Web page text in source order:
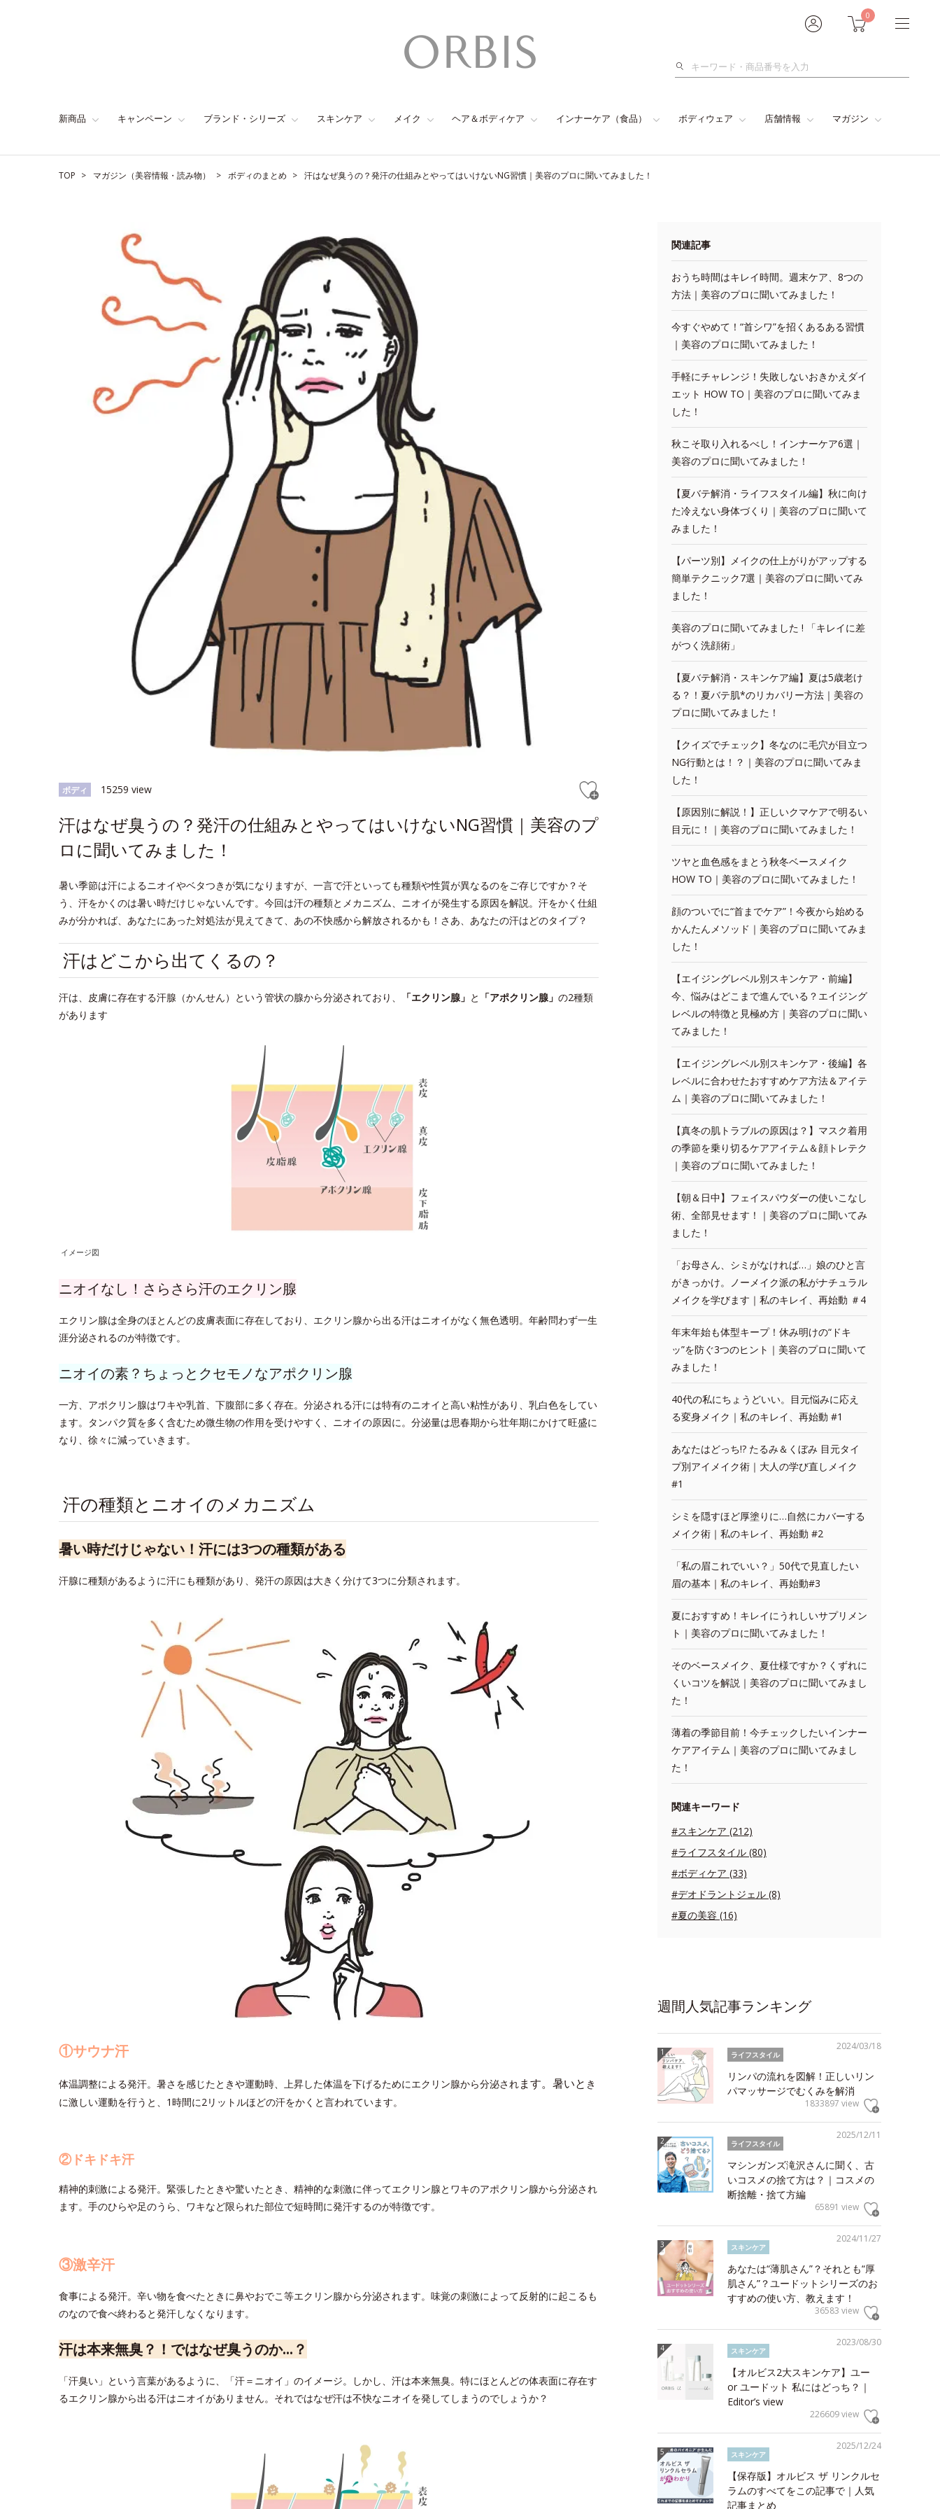
0
検
新商品 キャンペーン ブランド・シリーズ スキンケア メイク ヘア＆ボディケア インナーケア（食品） ボディウェア 店舗情報 マガジン
TOP マガジン（美容情報・読み物） ボディのまとめ 汗はなぜ臭うの？発汗の仕組みとやってはいけないNG習慣｜美容のプロに聞いてみました！
ボディ 15259 view
汗はなぜ臭うの？発汗の仕組みとやってはいけないNG習慣｜美容のプ
ロに聞いてみました！
暑い季節は汗によるニオイやベタつきが気になりますが、一言で汗といっても種類や性質が異なるのをご存じですか？そ
う、汗をかくのは暑い時だけじゃないんです。今回は汗の種類とメカニズム、ニオイが発生する原因を解説。汗をかく仕組
みが分かれば、あなたにあった対処法が見えてきて、あの不快感から解放されるかも！さあ、あなたの汗はどのタイプ？
汗はどこから出てくるの？
汗は、皮膚に存在する汗腺（かんせん）という管状の腺から分泌されており、 「エクリン腺」 と 「アポクリン腺」 の2種類
があります
イメージ図
ニオイなし！さらさら汗のエクリン腺
エクリン腺は全身のほとんどの皮膚表面に存在しており、エクリン腺から出る汗はニオイがなく無色透明。年齢問わず一生
涯分泌されるのが特徴です。
ニオイの素？ちょっとクセモノなアポクリン腺
一方、アポクリン腺はワキや乳首、下腹部に多く存在。分泌される汗には特有のニオイと高い粘性があり、乳白色をしてい
ます。タンパク質を多く含むため微生物の作用を受けやすく、ニオイの原因に。分泌量は思春期から壮年期にかけて旺盛に
なり、徐々に減っていきます。
汗の種類とニオイのメカニズム
暑い時だけじゃない！汗には3つの種類がある
汗腺に種類があるように汗にも種類があり、発汗の原因は大きく分けて3つに分類されます。
①サウナ汗
体温調整による発汗。暑さを感じたときや運動時、上昇した体温を下げるためにエクリン腺から分泌されます。暑いと き
に激しい運動を行うと、1時間に2リットルほどの汗をかくと言われています。
②ドキドキ汗
精神的刺激による発汗。緊張したときや驚いたとき、精神的な刺激に伴ってエクリン腺とワキのアポクリン腺から分泌され
ます。手のひらや足のうら、ワキなど限られた部位で短時間に発汗するのが特徴です。
③激辛汗
食事による発汗。辛い物を食べたときに鼻やおでこ等エクリン腺から分泌されます。味覚の刺激によって反射的に起こるも
のなので食べ終わると発汗しなくなります。
汗は本来無臭？！ではなぜ臭うのか…？
「汗臭い」という言葉があるように、「汗＝ニオイ」のイメージ。しかし、汗は本来無臭。特にほとんどの体表面に存在す
るエクリン腺から出る汗はニオイがありません。それではなぜ汗は不快なニオイを発してしまうのでしょうか？
関連記事
おうち時間はキレイ時間。週末ケア、8つの
方法｜美容のプロに聞いてみました！
今すぐやめて！“首シワ”を招くあるある習慣
｜美容のプロに聞いてみました！
手軽にチャレンジ！失敗しないおきかえダイ
エット HOW TO｜美容のプロに聞いてみま
した！
秋こそ取り入れるべし！インナーケア6選｜
美容のプロに聞いてみました！
【夏バテ解消・ライフスタイル編】秋に向け
た冷えない身体づくり｜美容のプロに聞いて
みました！
【パーツ別】メイクの仕上がりがアップする
簡単テクニック7選｜美容のプロに聞いてみ
ました！
美容のプロに聞いてみました ! 「キレイに差
がつく洗顔術」
【夏バテ解消・スキンケア編】夏は5歳老け
る？！夏バテ肌*のリカバリー方法｜美容の
プロに聞いてみました！
【クイズでチェック】冬なのに毛穴が目立つ
NG行動とは！？｜美容のプロに聞いてみま
した！
【原因別に解説！】正しいクマケアで明るい
目元に！｜美容のプロに聞いてみました！
ツヤと血色感をまとう秋冬ベースメイク
HOW TO｜美容のプロに聞いてみました！
顔のついでに“首までケア”！今夜から始める
かんたんメソッド｜美容のプロに聞いてみま
した！
【エイジングレベル別スキンケア・前編】
今、悩みはどこまで進んでいる？エイジング
レベルの特徴と見極め方｜美容のプロに聞い
てみました！
【エイジングレベル別スキンケア・後編】各
レベルに合わせたおすすめケア方法＆アイテ
ム｜美容のプロに聞いてみました！
【真冬の肌トラブルの原因は？】マスク着用
の季節を乗り切るケアアイテム＆顔トレテク
｜美容のプロに聞いてみました！
【朝＆日中】フェイスパウダーの使いこなし
術、全部見せます！｜美容のプロに聞いてみ
ました！
「お母さん、シミがなければ…」娘のひと言
がきっかけ。ノーメイク派の私がナチュラル
メイクを学びます｜私のキレイ、再始動 ＃4
年末年始も体型キープ！休み明けの“ドキ
ッ”を防ぐ3つのヒント｜美容のプロに聞いて
みました！
40代の私にちょうどいい。目元悩みに応え
る変身メイク｜私のキレイ、再始動 #1
あなたはどっち!? たるみ＆くぼみ 目元タイ
プ別アイメイク術｜大人の学び直しメイク
#1
シミを隠すほど厚塗りに…自然にカバーする
メイク術｜私のキレイ、再始動 #2
「私の眉これでいい？」50代で見直したい
眉の基本｜私のキレイ、再始動#3
夏におすすめ！キレイにうれしいサプリメン
ト｜美容のプロに聞いてみました！
そのベースメイク、夏仕様ですか？くずれに
くいコツを解説｜美容のプロに聞いてみまし
た！
薄着の季節目前！今チェックしたいインナー
ケアアイテム｜美容のプロに聞いてみまし
た！
関連キーワード
#スキンケア (212)
#ライフスタイル (80)
#ボディケア (33)
#デオドラントジェル (8)
#夏の美容 (16)
週間人気記事ランキング
2024/03/18
ライフスタイル
リンパの流れを図解！正しいリン
パマッサージでむくみを解消
1833897 view
2025/12/11
ライフスタイル
マシンガンズ滝沢さんに聞く、古
いコスメの捨て方は？｜コスメの
断捨離・捨て方編
65891 view
2024/11/27
スキンケア
あなたは“薄肌さん”？それとも“厚
肌さん”？ユードットシリーズのお
すすめの使い方、教えます！
36583 view
2023/08/30
スキンケア
【オルビス2大スキンケア】ユー
or ユードット 私にはどっち？｜
Editor’s view
226609 view
2025/12/24
スキンケア
【保存版】オルビス ザ リンクルセ
ラムのすべてをこの記事で｜人気
記事まとめ